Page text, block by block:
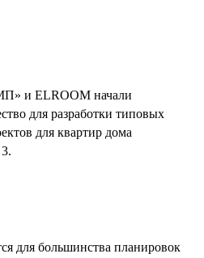
и ELROOM начали
для разработки типовых
для квартир дома
для большинства планировок